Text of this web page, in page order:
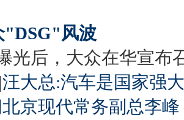
"DSG"风波
光后，大众在华宣布
|汪大总:汽车是国家强
京现代常务副总李峰